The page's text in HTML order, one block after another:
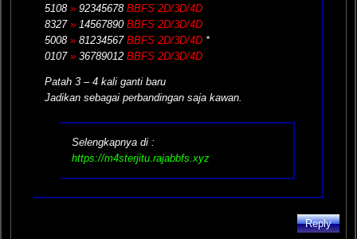
5108» 92345678BBFS 2D/3D/4D
8327» 14567890BBFS 2D/3D/4D
5008» 81234567BBFS 2D/3D/4D *
0107» 36789012 BBFS 2D/3D/4D
Patah 3 – 4 kali ganti baru
Jadikan sebagai perbandingan saja kawan.
Selengkapnya di :
https://m4sterjitu.rajabbfs.xyz
Reply